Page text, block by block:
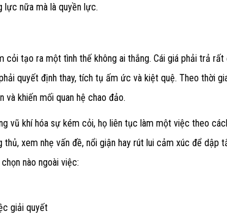
lực nữa mà là quyền lực.
cỏi tạo ra một tình thế không ai thắng. Cái giá phải trả
quyết định thay, tích tụ ấm ức và kiệt quệ. Theo thời
và khiến mối quan hệ chao đảo.
vũ khí hóa sự kém cỏi, họ liên tục làm một việc theo
thủ, xem nhẹ vấn đề, nổi giận hay rút lui cảm xúc để dập
nào ngoài việc:
giải quyết